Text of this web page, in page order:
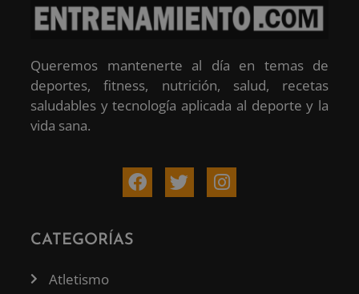
Queremos mantenerte al día en temas de
deportes, fitness, nutrición, salud, recetas
saludables y tecnología aplicada al deporte y la
vida sana.
CATEGORÍAS
Atletismo